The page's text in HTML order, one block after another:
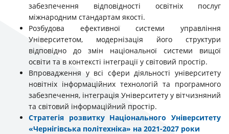
забезпечення відповідності освітніх послуг
міжнародним стандартам якості.
Розбудова ефективної системи управління
Університетом, модернізація його структури
відповідно до змін національної системи вищої
освіти та в контексті інтеграції у світовий простір.
Впровадження у всі сфери діяльності університету
новітніх інформаційних технологій та програмного
забезпечення, інтеграція Університету у вітчизняний
та світовий інформаційний простір.
Стратегія розвитку Національного Університету
«Чернігівська політехніка» на 2021-2027 роки